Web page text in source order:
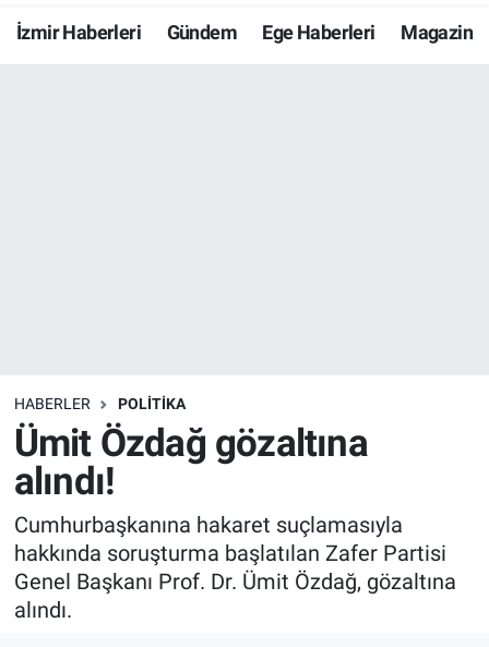
İzmir Haberleri Gündem Ege Haberleri Magazin
HABERLER POLİTİKA
Ümit Özdağ gözaltına
alındı!
Cumhurbaşkanına hakaret suçlamasıyla
hakkında soruşturma başlatılan Zafer Partisi
Genel Başkanı Prof. Dr. Ümit Özdağ, gözaltına
alındı.
Resmi İlanlar